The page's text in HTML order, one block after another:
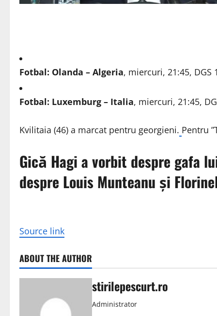
Fotbal: Olanda – Algeria, miercuri, 21:45, DGS 1
Fotbal: Luxemburg – Italia, miercuri, 21:45,
Kvilitaia (46) a marcat pentru georgieni. Pentru
Gică Hagi a vorbit despre gafa
despre Louis Munteanu și
Source link
ABOUT THE AUTHOR
stirilepescurt.ro
Administrator